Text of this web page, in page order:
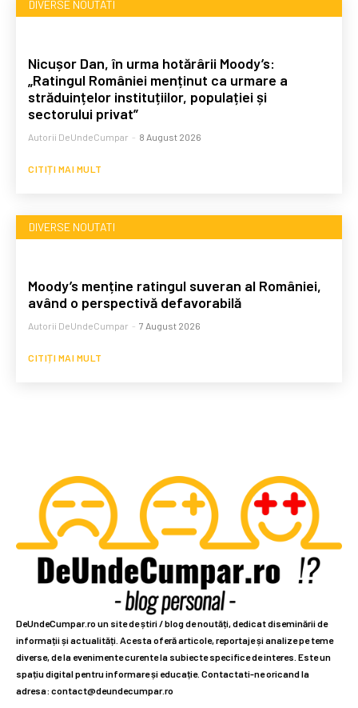
DIVERSE NOUTATI
Nicușor Dan, în urma hotărârii Moody’s:
„Ratingul României menținut ca urmare a
străduințelor instituțiilor, populației și
sectorului privat”
Autorii DeUndeCumpar - 8 August 2026
CITIȚI MAI MULT
DIVERSE NOUTATI
Moody’s menține ratingul suveran al României,
având o perspectivă defavorabilă
Autorii DeUndeCumpar - 7 August 2026
CITIȚI MAI MULT
DeUndeCumpar.ro un site de știri / blog de noutăți, dedicat diseminării de
informații și actualități. Acesta oferă articole, reportaje și analize pe teme
diverse, de la evenimente curente la subiecte specifice de interes. Este un
spațiu digital pentru informare și educație. Contactati-ne oricand la
adresa: contact@deundecumpar.ro